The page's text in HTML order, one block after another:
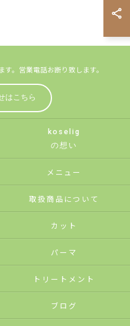
。営業電話お断り致します。
はこちら
koselig
の想い
メニュー
取扱商品について
カット
パーマ
トリートメント
ブログ